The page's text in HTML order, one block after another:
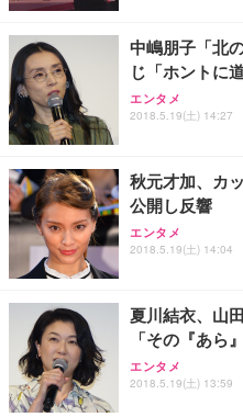
務用 おしゃれ パ
ANDWINT オフ
ッシュ 通気性 ラ
ス圧無段階昇降
【MiniLED/
HOOTER
グモニター QD
アイリスオーヤ
ュラー 200枚入
中嶋朋子「北
じ「ホントに
エンタメ
2018.5.19(土) 14:27
秋元才加、カ
公開し反響
エンタメ
2018.5.19(土) 14:04
夏川結衣、山
「その『あら
エンタメ
2018.5.19(土) 13:59